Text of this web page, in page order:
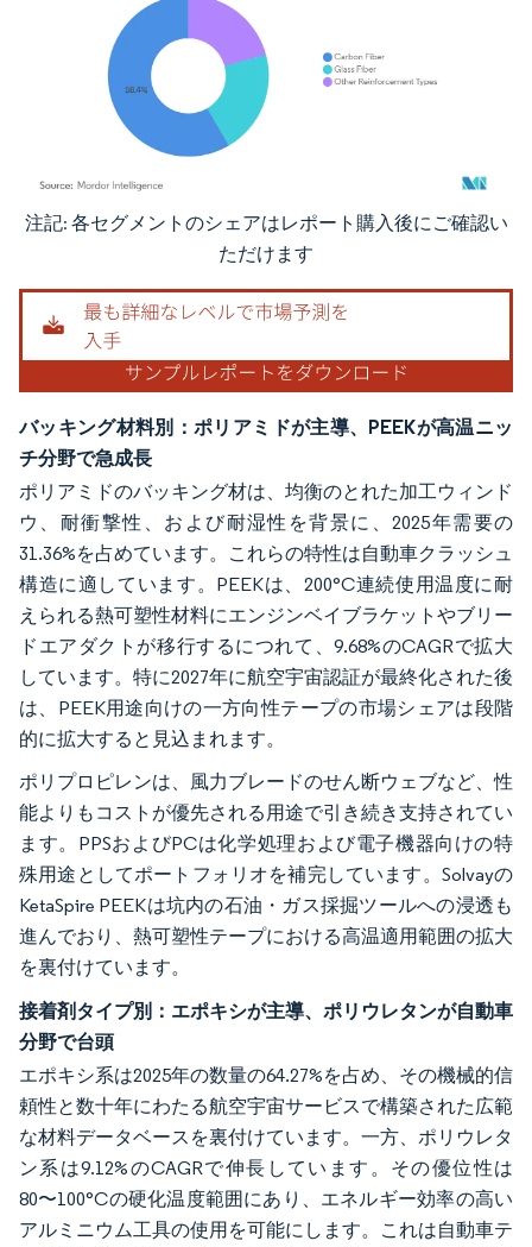
画像 © Mordor Intelligence。再利用にはCC BY 4.0の表示が必要です。
注記: 各セグメントのシェアはレポート購入後にご確認い
ただけます
バッキング材料別：ポリアミドが主導、PEEKが高温ニッ
チ分野で急成長
ポリアミドのバッキング材は、均衡のとれた加工ウィンド
ウ、耐衝撃性、および耐湿性を背景に、2025年需要の
31.36%を占めています。これらの特性は自動車クラッシュ
構造に適しています。PEEKは、200°C連続使用温度に耐
えられる熱可塑性材料にエンジンベイブラケットやブリー
ドエアダクトが移行するにつれて、9.68%のCAGRで拡大
しています。特に2027年に航空宇宙認証が最終化された後
は、PEEK用途向けの一方向性テープの市場シェアは段階
的に拡大すると見込まれます。
ポリプロピレンは、風力ブレードのせん断ウェブなど、性
能よりもコストが優先される用途で引き続き支持されてい
ます。PPSおよびPCは化学処理および電子機器向けの特
殊用途としてポートフォリオを補完しています。Solvayの
KetaSpire PEEKは坑内の石油・ガス採掘ツールへの浸透も
進んでおり、熱可塑性テープにおける高温適用範囲の拡大
を裏付けています。
接着剤タイプ別：エポキシが主導、ポリウレタンが自動車
分野で台頭
エポキシ系は2025年の数量の64.27%を占め、その機械的信
頼性と数十年にわたる航空宇宙サービスで構築された広範
な材料データベースを裏付けています。一方、ポリウレタ
ン系は9.12%のCAGRで伸長しています。その優位性は
80〜100°Cの硬化温度範囲にあり、エネルギー効率の高い
アルミニウム工具の使用を可能にします。これは自動車テ